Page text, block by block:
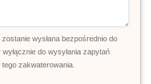
wysłana bezpośrednio do
do wysyłania zapytań
zakwaterowania.